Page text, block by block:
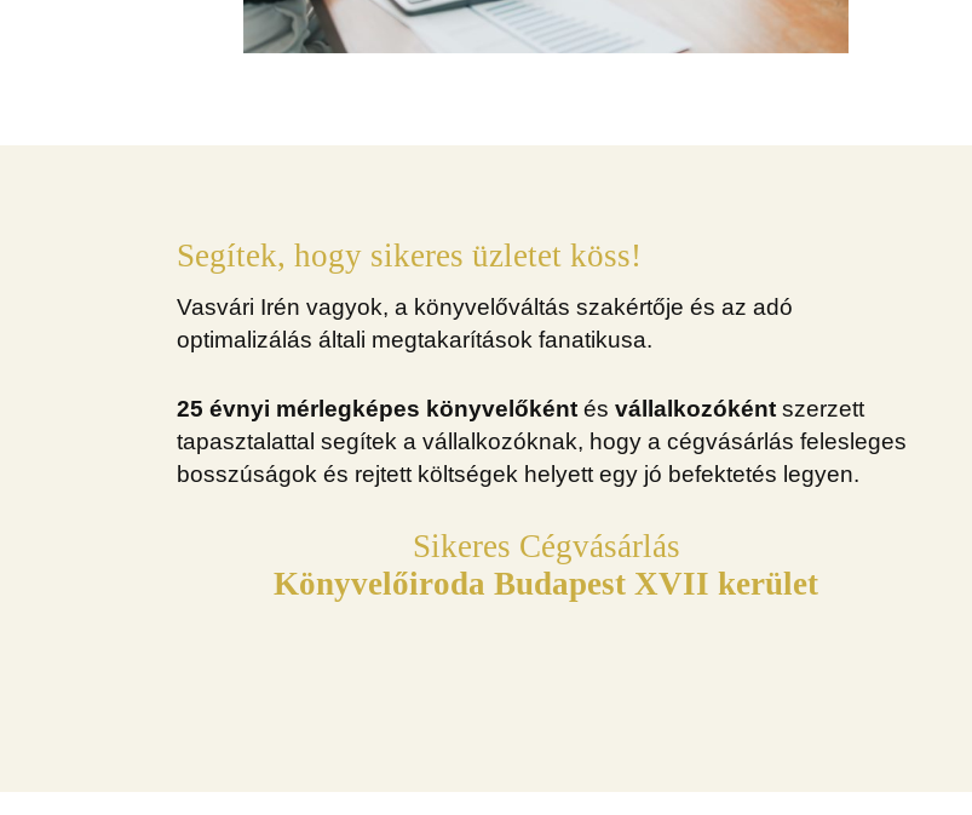
Segítek, hogy sikeres üzletet köss!
Vasvári Irén vagyok, a könyvelőváltás szakértője és az adó
optimalizálás általi megtakarítások fanatikusa.
25 évnyi mérlegképes könyvelőként és vállalkozóként szerzett
tapasztalattal segítek a vállalkozóknak, hogy a cégvásárlás felesleges
bosszúságok és rejtett költségek helyett egy jó befektetés legyen.
Sikeres Cégvásárlás
Könyvelőiroda Budapest XVII kerület